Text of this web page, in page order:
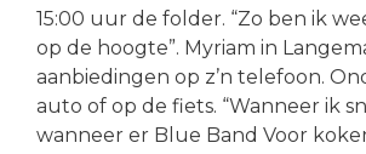
15:00 uur de folder. “Zo ben ik
op de hoogte”. Myriam in
aanbiedingen op z’n telefoon.
auto of op de fiets. “Wanneer ik
wanneer er Blue Band Voor